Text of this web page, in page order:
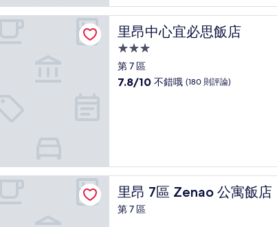
常
好，
(561
則
論)
里昂中心宜必思飯店
里昂中心宜必思飯店
3.0
星
級
第 7 區
7.8
錯
哦，
(180
則
評
7.8/10 不錯哦 (180 則評論)
里昂 7區 Zenao 公寓飯店
里昂 7區 Zenao 公寓飯店
第 7 區